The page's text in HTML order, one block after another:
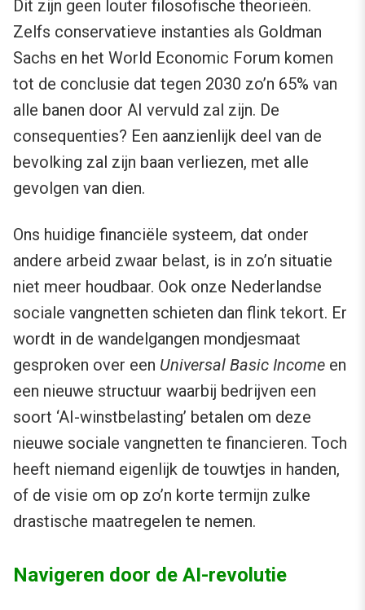
Dit zijn geen louter filosofische theorieën.
Zelfs conservatieve instanties als Goldman
Sachs en het World Economic Forum komen
tot de conclusie dat tegen 2030 zo’n 65% van
alle banen door AI vervuld zal zijn. De
consequenties? Een aanzienlijk deel van de
bevolking zal zijn baan verliezen, met alle
gevolgen van dien.
Ons huidige financiële systeem, dat onder
andere arbeid zwaar belast, is in zo’n situatie
niet meer houdbaar. Ook onze Nederlandse
sociale vangnetten schieten dan flink tekort. Er
wordt in de wandelgangen mondjesmaat
gesproken over een Universal Basic Income en
een nieuwe structuur waarbij bedrijven een
soort ‘AI-winstbelasting’ betalen om deze
nieuwe sociale vangnetten te financieren. Toch
heeft niemand eigenlijk de touwtjes in handen,
of de visie om op zo’n korte termijn zulke
drastische maatregelen te nemen.
Navigeren door de AI-revolutie